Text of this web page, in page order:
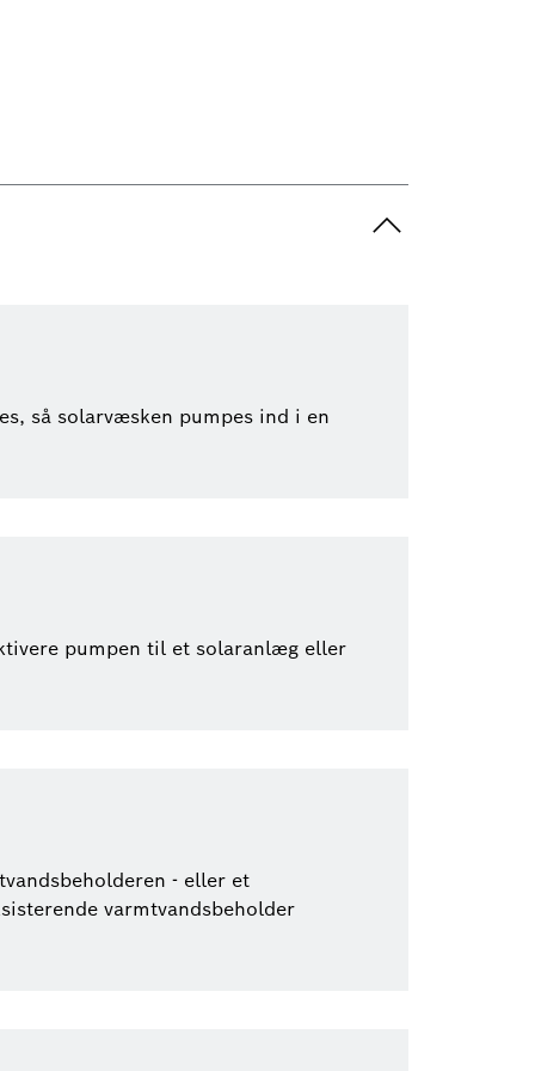
så solarvæsken pumpes ind i en
pumpen til et solaranlæg eller
- eller et
varmtvandsbeholder